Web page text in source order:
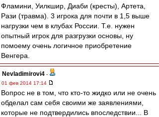
Фламини, Уилкшир, Диаби (кресты), Артета,
Рази (травма). 3 игрока для почти в 1,5 выше
нагрузки чем в клубах России. Т.е. нужен
опытный игрок для разгрузки основы, ну
помоему очень логичное приобретение
Венгера.
Nevladimirovi4 -
01 фев 2014 17:14
Вопрос не в том, что кто-то жидко или не очень
обделал сам себя своими же заявлениями,
которые не подтвердились впоследствии... В